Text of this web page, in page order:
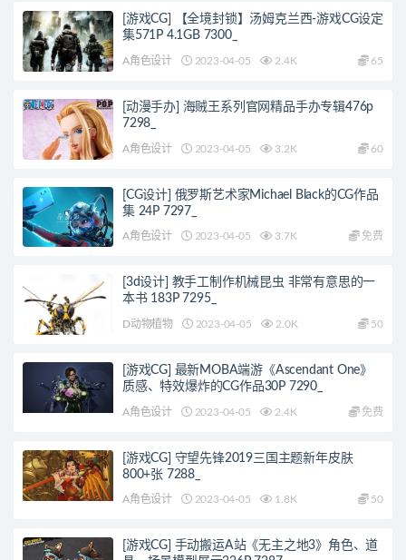
[游戏CG] 【全境封锁】汤姆克兰西-游戏CG设定
集571P 4.1GB 7300_
A角色设计 2023-04-05 2.4K 65
[动漫手办] 海贼王系列官网精品手办专辑476p
7298_
A角色设计 2023-04-05 3.2K 60
[CG设计] 俄罗斯艺术家Michael Black的CG作品
集 24P 7297_
A角色设计 2023-04-05 3.7K 免费
[3d设计] 教手工制作机械昆虫 非常有意思的一
本书 183P 7295_
D动物植物 2023-04-05 2.0K 50
[游戏CG] 最新MOBA端游《Ascendant One》
质感、特效爆炸的CG作品30P 7290_
A角色设计 2023-04-05 2.4K 免费
[游戏CG] 守望先锋2019三国主题新年皮肤
800+张 7288_
A角色设计 2023-04-05 1.8K 50
[游戏CG] 手动搬运A站《无主之地3》角色、道